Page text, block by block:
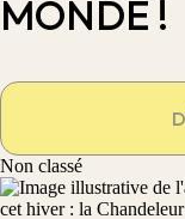
MONDE !
Non classé